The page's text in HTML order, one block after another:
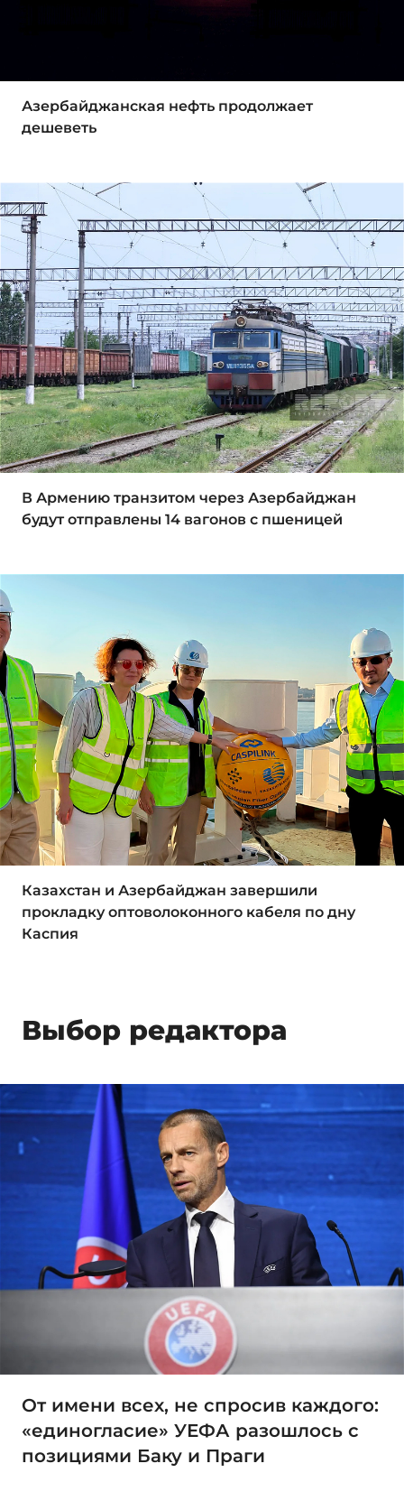
Азербайджанская нефть продолжает
дешеветь
В Армению транзитом через Азербайджан
будут отправлены 14 вагонов с пшеницей
Казахстан и Азербайджан завершили
прокладку оптоволоконного кабеля по дну
Каспия
Выбор редактора
От имени всех, не спросив каждого:
«единогласие» УЕФА разошлось с
позициями Баку и Праги